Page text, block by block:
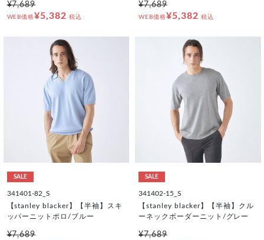
¥7,689
WEB価格¥5,382 税込
¥7,689
WEB価格¥5,382 税込
SALE
341401-82_S
【stanley blacker】【半袖】スキ
ッパーニットポロ/ブルー
¥7,689
SALE
341402-15_S
【stanley blacker】【半袖】クル
ーネックボーダーニット/グレー
¥7,689